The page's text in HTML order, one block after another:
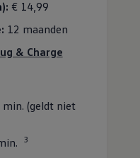
€ 14,99
12 maanden
& Charge
(geldt niet
3